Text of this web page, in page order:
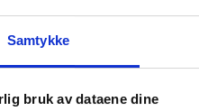
Samtykke
bruk av dataene dine